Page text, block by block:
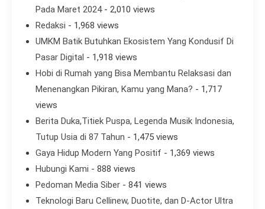
Pada Maret 2024- 2,010 views
Redaksi - 1,968 views
UMKM Batik Butuhkan Ekosistem Yang Kondusif Di
Pasar Digital - 1,918 views
Hobi di Rumah yang Bisa Membantu Relaksasi dan
Menenangkan Pikiran, Kamu yang Mana? - 1,717
views
Berita Duka,Titiek Puspa, Legenda Musik Indonesia,
Tutup Usia di 87 Tahun - 1,475 views
Gaya Hidup Modern Yang Positif - 1,369 views
Hubungi Kami - 888 views
Pedoman Media Siber - 841 views
Teknologi Baru Cellinew, Duotite, dan D-Actor Ultra